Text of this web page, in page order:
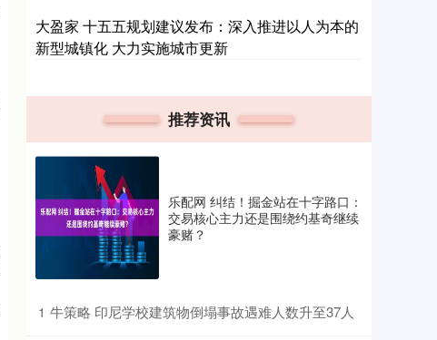
大盈家 十五五规划建议发布：深入推进以人为本的
新型城镇化 大力实施城市更新
推荐资讯
乐配网 纠结！掘金站在十字路口：
交易核心主力还是围绕约基奇继续
豪赌？
1 ​牛策略 印尼学校建筑物倒塌事故遇难人数升至37人